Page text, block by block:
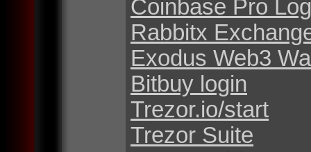
Coinbase Pro
Rabbitx
Exodus Web3
Bitbuy login
Trezor.io/start
Trezor Suite